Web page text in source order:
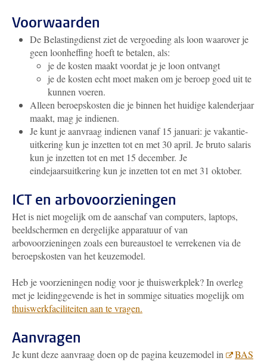
Voorwaarden
De Belastingdienst ziet de vergoeding als loon waarover je
geen loonheffing hoeft te betalen, als:
je de kosten maakt voordat je je loon ontvangt
je de kosten echt moet maken om je beroep goed uit te
kunnen voeren.
Alleen beroepskosten die je binnen het huidige kalenderjaar
maakt, mag je indienen.
Je kunt je aanvraag indienen vanaf 15 januari: je vakantie-
uitkering kun je inzetten tot en met 30 april. Je bruto salaris
kun je inzetten tot en met 15 december. Je
eindejaarsuitkering kun je inzetten tot en met 31 oktober.
ICT en arbovoorzieningen
Het is niet mogelijk om de aanschaf van computers, laptops,
beeldschermen en dergelijke apparatuur of van
arbovoorzieningen zoals een bureaustoel te verrekenen via de
beroepskosten van het keuzemodel.
Heb je voorzieningen nodig voor je thuiswerkplek? In overleg
met je leidinggevende is het in sommige situaties mogelijk om
thuiswerkfaciliteiten aan te vragen.
Aanvragen
Je kunt deze aanvraag doen op de pagina keuzemodel in
BAS